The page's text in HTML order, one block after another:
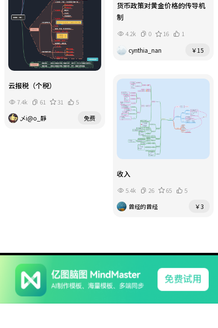
货币政策对黄金价格的传导机
制
4.2k 0 16
1
cynthia_nan
￥15
云报税（个税）
7.4k 61 31
5
乄i@o_靜
免费
收入
5.4k 26 65
5
曾经的曾经
￥3